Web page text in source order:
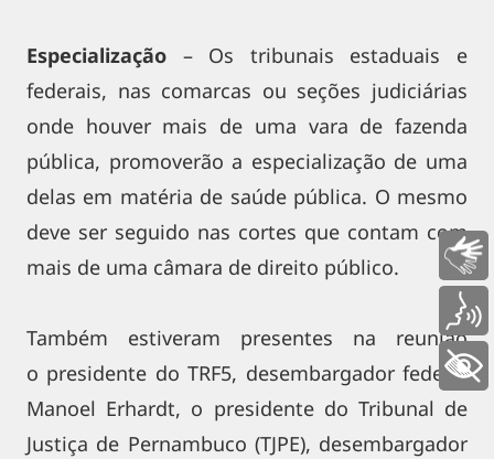
Especialização – Os tribunais estaduais e
federais, nas comarcas ou seções judiciárias
onde houver mais de uma vara de fazenda
pública, promoverão a especialização de uma
delas em matéria de saúde pública. O mesmo
deve ser seguido nas cortes que contam com
mais de uma câmara de direito público.
Também estiveram presentes na reunião
o presidente do TRF5, desembargador federal
Manoel Erhardt, o presidente do Tribunal de
Justiça de Pernambuco (TJPE), desembargador
Libras
+ Acessibilidade